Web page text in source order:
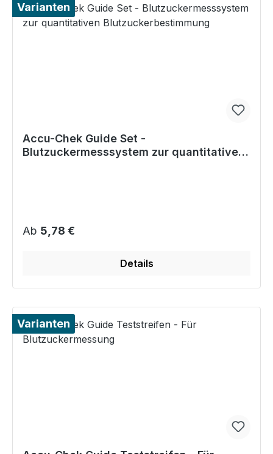
Varianten
Accu-Chek Guide Set -
Blutzuckermesssystem zur quantitativen
Regulärer Preis:
Ab 5,78 €
Details
Varianten